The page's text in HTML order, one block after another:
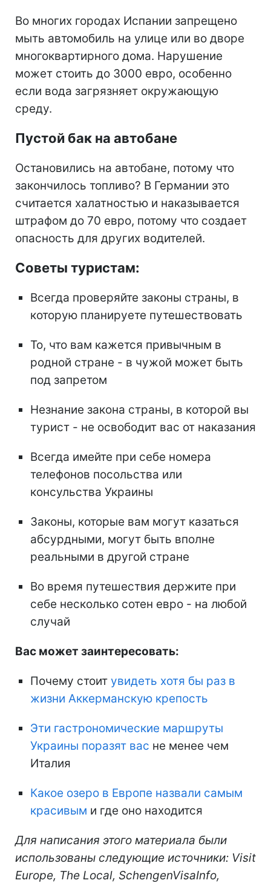
Во многих городах Испании запрещено
мыть автомобиль на улице или во дворе
многоквартирного дома. Нарушение
может стоить до 3000 евро, особенно
если вода загрязняет окружающую
среду.
Пустой бак на автобане
Остановились на автобане, потому что
закончилось топливо? В Германии это
считается халатностью и наказывается
штрафом до 70 евро, потому что создает
опасность для других водителей.
Советы туристам:
Всегда проверяйте законы страны, в
которую планируете путешествовать
То, что вам кажется привычным в
родной стране - в чужой может быть
под запретом
Незнание закона страны, в которой вы
турист - не освободит вас от наказания
Всегда имейте при себе номера
телефонов посольства или
консульства Украины
Законы, которые вам могут казаться
абсурдными, могут быть вполне
реальными в другой стране
Во время путешествия держите при
себе несколько сотен евро - на любой
случай
Вас может заинтересовать:
Почему стоит увидеть хотя бы раз в
жизни Аккерманскую крепость
Эти гастрономические маршруты
Украины поразят вас не менее чем
Италия
Какое озеро в Европе назвали самым
красивым и где оно находится
Для написания этого материала были
использованы следующие источники: Visit
Europe, The Local, SchengenVisaInfo,